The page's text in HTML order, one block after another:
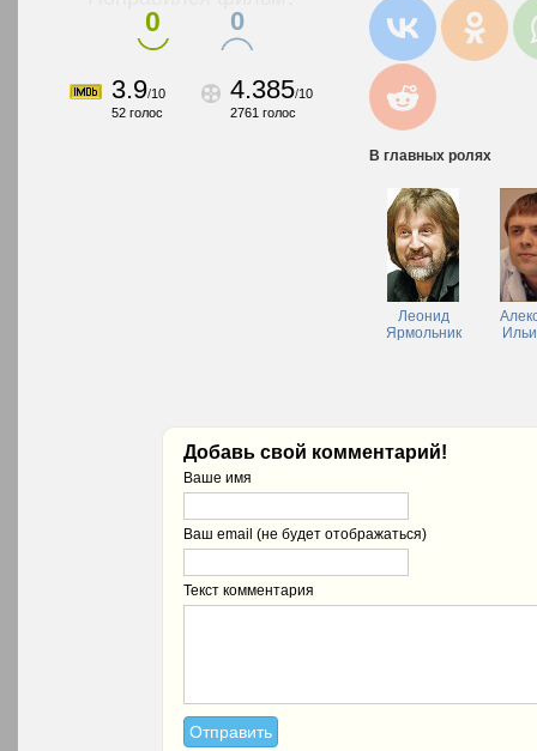
0 0
3.9/10
52 голос
4.385/10
2761 голос
В главных ролях
Леонид
Ярмольник
Добавь свой комментарий!
Ваше имя
Ваш email (не будет отображаться)
Текст комментария